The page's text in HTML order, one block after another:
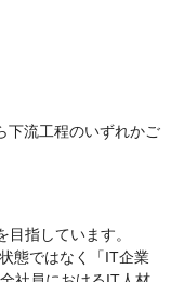
下流工程のいずれかご
指しています。
態ではなく「IT企業